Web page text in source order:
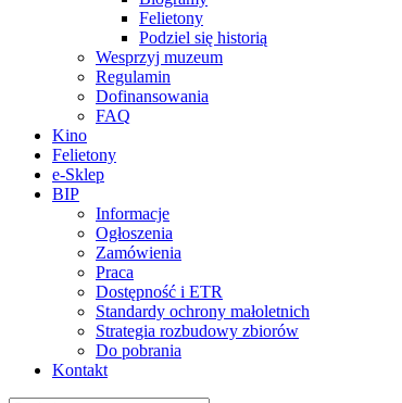
Felietony
Podziel się historią
Wesprzyj muzeum
Regulamin
Dofinansowania
FAQ
Kino
Felietony
e-Sklep
BIP
Informacje
Ogłoszenia
Zamówienia
Praca
Dostępność i ETR
Standardy ochrony małoletnich
Strategia rozbudowy zbiorów
Do pobrania
Kontakt